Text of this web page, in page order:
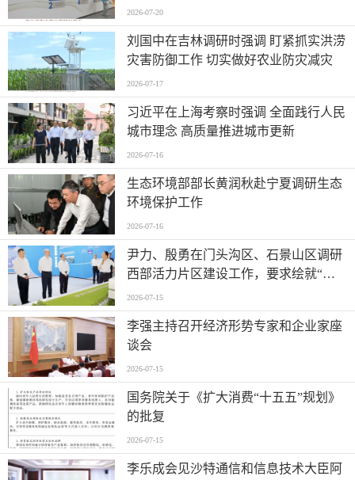
堡
2026-07-20
刘国中在吉林调研时强调 盯紧抓实洪涝
灾害防御工作 切实做好农业防灾减灾
2026-07-17
习近平在上海考察时强调 全面践行人民
城市理念 高质量推进城市更新
2026-07-16
生态环境部部长黄润秋赴宁夏调研生态
环境保护工作
2026-07-16
尹力、殷勇在门头沟区、石景山区调研
西部活力片区建设工作，要求绘就“山
水京西、活力永定”新图景
2026-07-15
李强主持召开经济形势专家和企业家座
谈会
2026-07-15
国务院关于《扩大消费“十五五”规划》
的批复
2026-07-15
李乐成会见沙特通信和信息技术大臣阿